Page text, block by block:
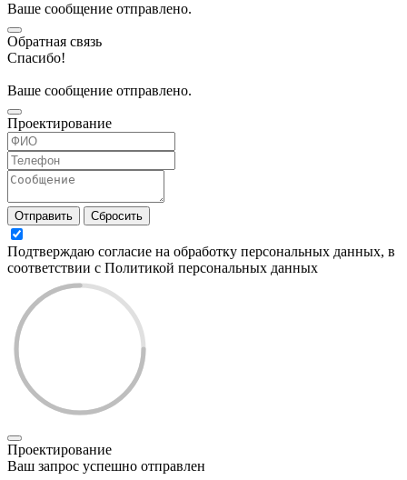
Ваше сообщение отправлено.
Обратная связь
Спасибо!
Ваше сообщение отправлено.
Проектирование
Отправить Сбросить
Подтверждаю согласие на обработку персональных данных, в
соответствии с Политикой персональных данных
Проектирование
Ваш запрос успешно отправлен